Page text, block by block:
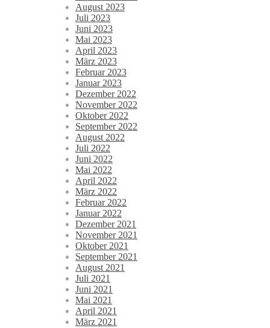
August 2023
Juli 2023
Juni 2023
Mai 2023
April 2023
März 2023
Februar 2023
Januar 2023
Dezember 2022
November 2022
Oktober 2022
September 2022
August 2022
Juli 2022
Juni 2022
Mai 2022
April 2022
März 2022
Februar 2022
Januar 2022
Dezember 2021
November 2021
Oktober 2021
September 2021
August 2021
Juli 2021
Juni 2021
Mai 2021
April 2021
März 2021